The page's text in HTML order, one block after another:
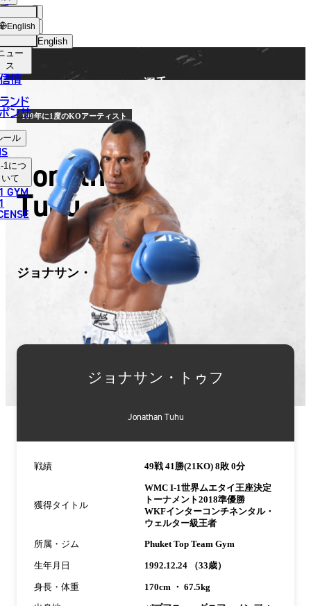
English
中文（简体）
中文（繁體）
ไทย
العربية
ョッ
プ
ュー
ス
情
ンド
ンサ
ール
1につ
いて
GYM
English
選手
100年に1度のKOアーティスト
Jonathan
Tuhu
ジョナサン・トゥフ
ジョナサン・トゥフ
Jonathan Tuhu
戦績 49戦 41勝(21KO) 8敗 0分
獲得タイトル
WMC I-1世界ムエタイ王座決定
トーナメント2018準優勝
WKFインターコンチネンタル・
ウェルター級王者
所属・ジム Phuket Top Team Gym
生年月日 1992.12.24 （33歳）
身長・体重 170cm ・ 67.5kg